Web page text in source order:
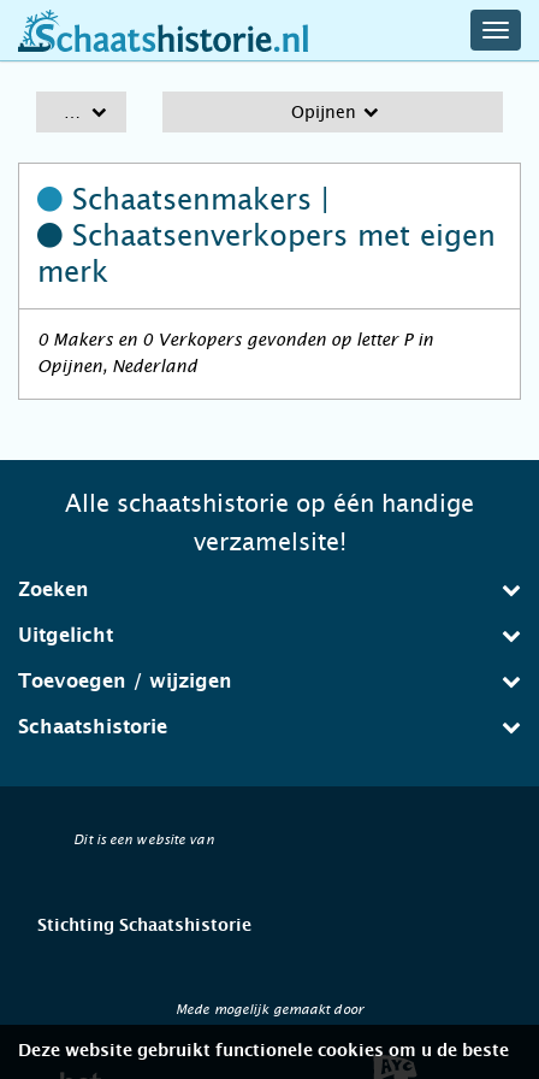
schaatshistorie.nl
Opijnen
Schaatsenmakers |
Schaatsenverkopers met eigen
merk
0 Makers en 0 Verkopers gevonden op letter P in
Opijnen, Nederland
Alle schaatshistorie op één handige
verzamelsite!
Zoeken
Uitgelicht
Toevoegen / wijzigen
Schaatshistorie
Dit is een website van
Stichting Schaatshistorie
Mede mogelijk gemaakt door
Deze website gebruikt functionele cookies om u de beste